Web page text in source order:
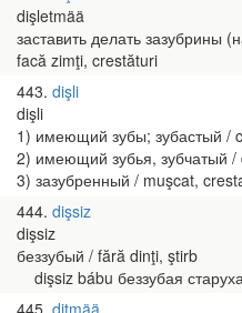
dişletmää
заставить делать зазубрины
facă zimţi, crestături
443 dişli
dişli
1) имеющий зубы; зубастый /
2) имеющий зубья, зубчатый /
3) зазубренный / muşcat,
444 dişsiz
dişsiz
беззубый / fără dinţi, ştirb
dişsiz bábu беззубая
445 ditmää